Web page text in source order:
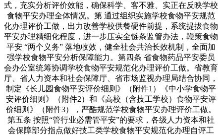
式，充实分析评价效能，确保科学、客不雅、实正在反映学校
食物平安办理全体情况。第 通过组织实施学校食物平安规范
化办理评价工做，出力改善学校供餐硬件前提，系统提拔食物
平安办理精细化程度，进一步压实全链条监管办法，鞭策食物
平安 “两个义务” 落地收效，健全社会共治长效机制，全面加
强学校食物平安分析保障能力。第四条 省食物药品平安委员
会办公室统筹协调学校食物平安规范化办理评价工做。省教育
厅、省人力资本和社会保障厅、省市场监视办理局结合协同，
制定《长儿园食物平安评价细则》（附件1）《中小学食物平
安评价细则》（附件2）和《高校（含技工学校）食物平安评
价细则》（附件3），严酷规范学校食物平安办理评价工做。
第五条 按照“管行业必需管平安”的要求，各级人力资本和社
会保障部分指点做好技工类学校食物平安规范化办理自评工